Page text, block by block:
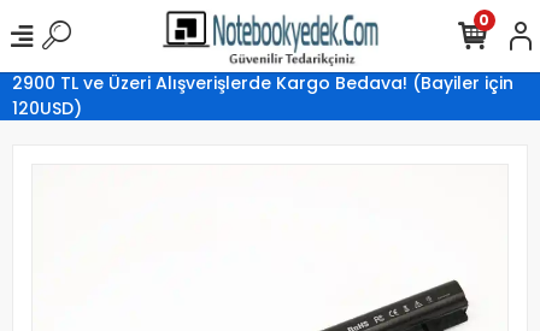
2900 TL ve Üzeri Alışverişlerde Kargo Bedava! (Bayiler için
120USD)
0